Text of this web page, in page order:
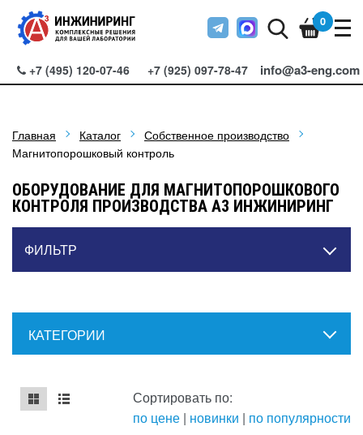
+7 (495) 120-07-46 +7 (925) 097-78-47 info@a3-eng.com
0
Главная Каталог
Собственное производство
Магнитопорошковый контроль
ОБОРУДОВАНИЕ ДЛЯ МАГНИТОПОРОШКОВОГО
КОНТРОЛЯ ПРОИЗВОДСТВА А3 ИНЖИНИРИНГ
ФИЛЬТР
КАТЕГОРИИ
mse2_chunk_default
mse2_chunk_alternate
Сортировать по:
по цене | новинки | по популярности